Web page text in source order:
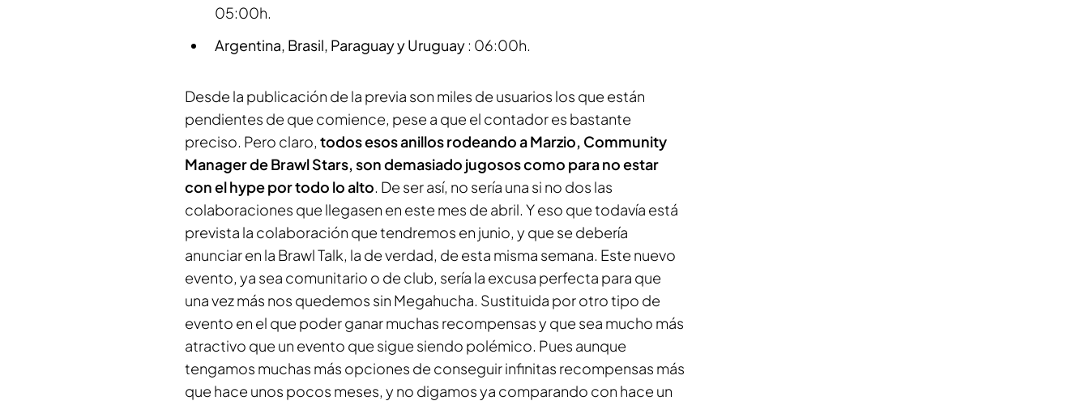
05:00h.
Argentina, Brasil, Paraguay y Uruguay: 06:00h.
Desde la publicación de la previa son miles de usuarios los que están
pendientes de que comience, pese a que el contador es bastante
preciso. Pero claro, todos esos anillos rodeando a Marzio, Community
Manager deBrawl Stars, son demasiado jugosos como para no estar
con el hype por todo lo alto. De ser así, no sería una si no dos las
colaboraciones que llegasen en este mes de abril. Y eso que todavía está
prevista la colaboración que tendremos en junio, y que se debería
anunciar en la Brawl Talk, la de verdad, de esta misma semana. Este nuevo
evento, ya sea comunitario o de club, sería la excusa perfecta para que
una vez más nos quedemos sin Megahucha. Sustituida por otro tipo de
evento en el que poder ganar muchas recompensas y que sea mucho más
atractivo que un evento que sigue siendo polémico. Pues aunque
tengamos muchas más opciones de conseguir infinitas recompensas más
que hace unos pocos meses, y no digamos ya comparando con hace un